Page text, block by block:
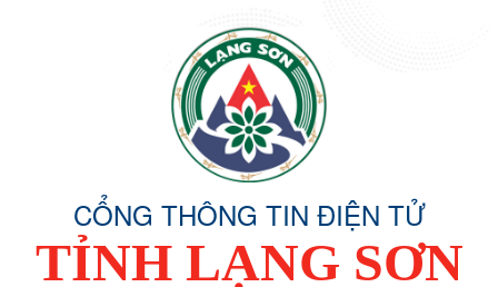
CỔNG THÔNG TIN ĐIỆN TỬ
TỈNH LẠNG SƠN